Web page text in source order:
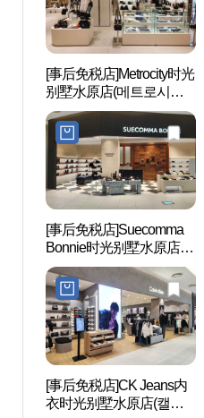
[事后免税店]Metrocity时光
别墅水原店(메트로시티
타임빌라스 수원점)
[事后免税店]Suecomma
Bonnie时光别墅水原店
(슈콤마보니 타임빌라스
수원점)
[事后免税店]CK Jeans内
衣时光别墅水原店(캘빈